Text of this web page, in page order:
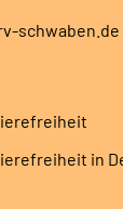
schwaben.de
in